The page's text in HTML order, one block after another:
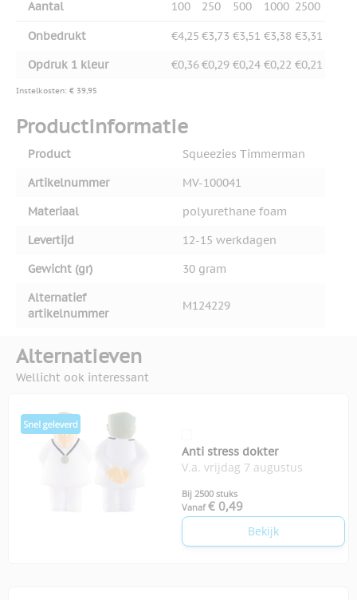
Aantal 100 250 500 1000 2500
Onbedrukt €4,25 €3,73 €3,51 €3,38 €3,31
Opdruk 1 kleur
€0,36€0,29 €0,24 €0,22 €0,21
Instelkosten: € 39,95
Productinformatie
Product
Squeezies Timmerman
Artikelnummer
MV-100041
Materiaal
polyurethane foam
Levertijd
12-15 werkdagen
Gewicht (gr)
30 gram
Alternatief
artikelnummer
M124229
Alternatieven
Wellicht ook interessant
Anti stress dokter
V.a. vrijdag 7 augustus
Bij 2500 stuks
Vanaf € 0,49
Bekijk